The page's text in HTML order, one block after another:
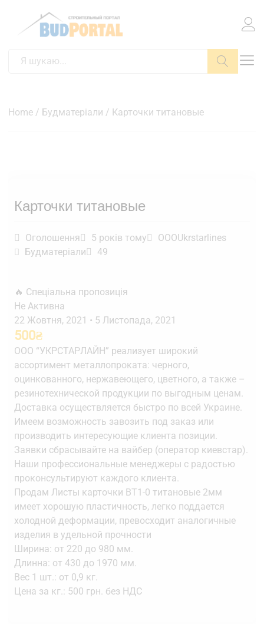
Home / Будматеріали / Карточки титановые
Карточки титановые
Оголошення 5 років тому
OOOUkrstarlines
Будматеріали
49
🔥 Спеціальна пропозиція
Не Активна
22 Жовтня, 2021 • 5 Листопада, 2021
500₴
ООО “УКРСТАРЛАЙН” реализует широкий
ассортимент металлопроката: черного,
оцинкованного, нержавеющего, цветного, а также –
резинотехнической продукции по выгодным ценам.
Доставка осуществляется быстро по всей Украине.
Имеем возможность завозить под заказ или
производить интересующие клиента позиции.
Заявки сбрасывайте на вайбер (оператор киевстар).
Наши профессиональные менеджеры с радостью
проконсультируют каждого клиента.
Продам Листы карточки ВТ1-0 титановые 2мм
имеет хорошую пластичность, легко поддается
холодной деформации, превосходит аналогичные
изделия в удельной прочности
Ширина: от 220 до 980 мм.
Длинна: от 430 до 1970 мм.
Вес 1 шт.: от 0,9 кг.
Цена за кг.: 500 грн. без НДС